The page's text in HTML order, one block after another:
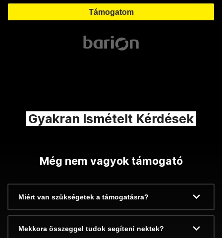
Gyakran Ismételt Kérdések
Még nem vagyok támogató
Miért van szükségetek a támogatásra?
Mekkora összeggel tudok segíteni nektek?